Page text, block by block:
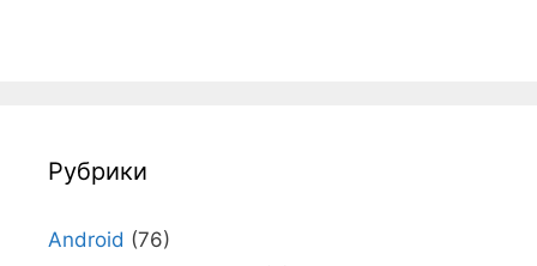
Рубрики
Android (76)